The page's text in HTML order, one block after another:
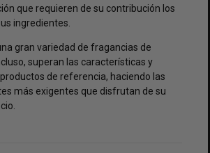
que requieren de su contribución los
ingredientes.
gran variedad de fragancias de
superan las características y
de referencia, haciendo las
más exigentes que disfrutan de su